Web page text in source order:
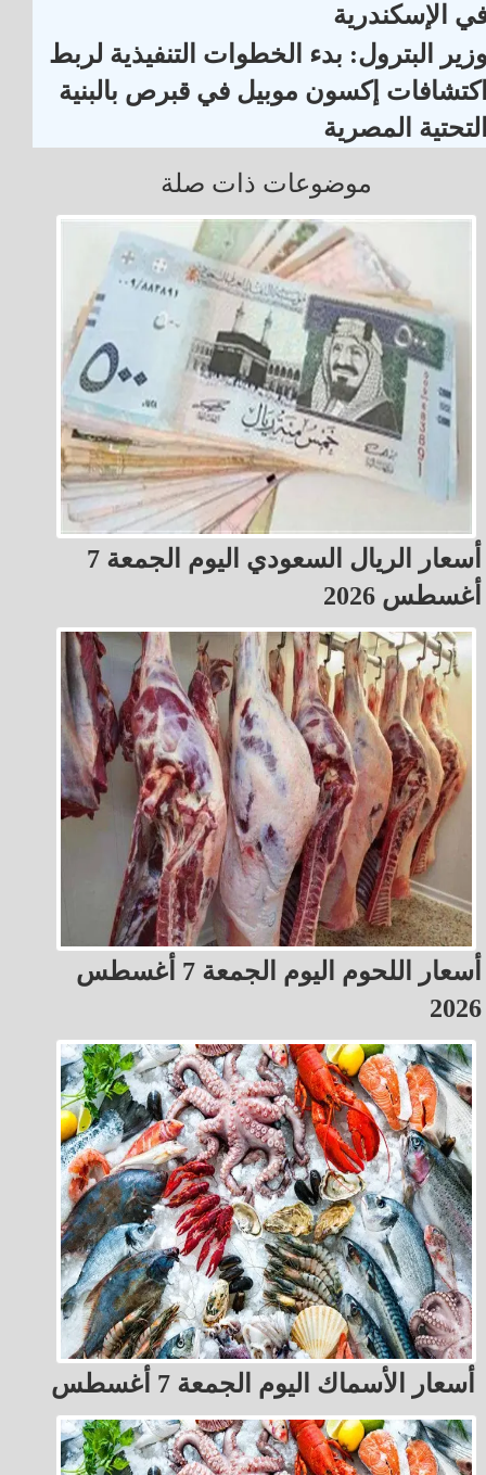
الإسكندرية
البترول: بدء الخطوات التنفيذية لربط
إكسون موبيل في قبرص بالبنية
المصرية
موضوعات ذات صلة
أسعار الريال السعودي اليوم الجمعة 7
أغسطس 2026
أسعار اللحوم اليوم الجمعة 7 أغسطس
2026
أسعار الأسماك اليوم الجمعة 7 أغسطس